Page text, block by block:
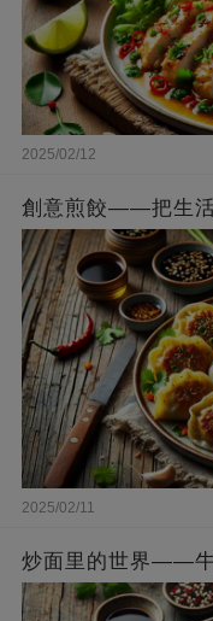
2025/02/12
創意煎餃——把生
2025/02/11
炒面里的世界——